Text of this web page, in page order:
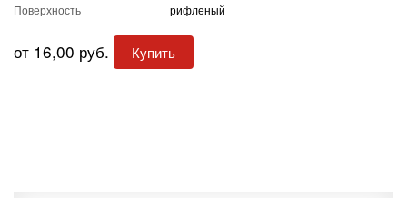
Поверхность
рифленый
от 16,00 руб. Купить